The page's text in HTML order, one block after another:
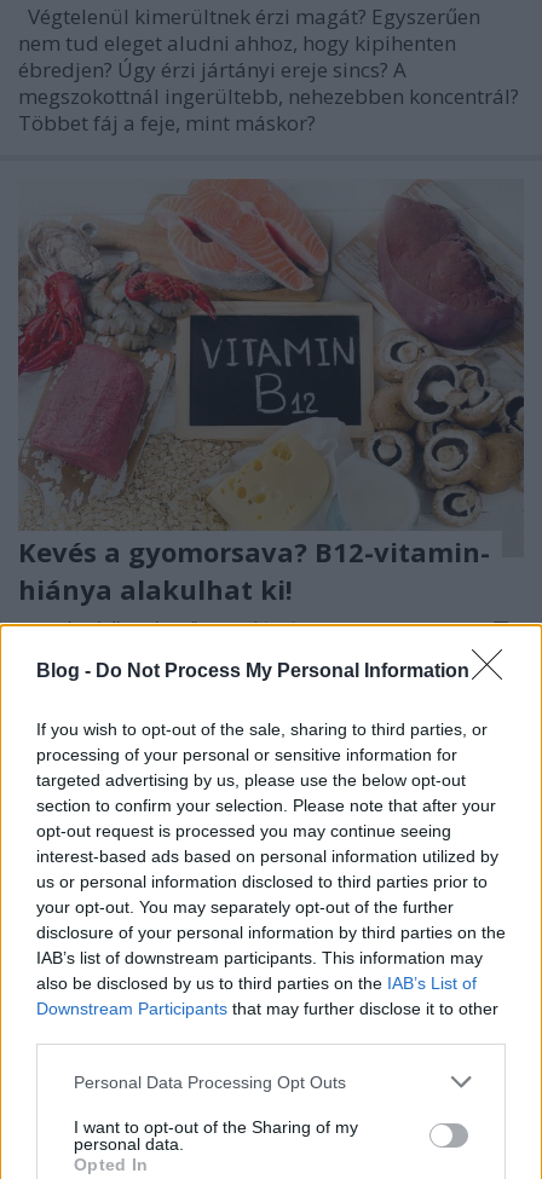
Blog - Do Not Process My Personal Information
If you wish to opt-out of the sale, sharing to third parties, or
processing of your personal or sensitive information for
targeted advertising by us, please use the below opt-out
section to confirm your selection. Please note that after your
opt-out request is processed you may continue seeing
interest-based ads based on personal information utilized by
us or personal information disclosed to third parties prior to
your opt-out. You may separately opt-out of the further
disclosure of your personal information by third parties on the
IAB’s list of downstream participants. This information may
also be disclosed by us to third parties on the IAB’s List of
Downstream Participants that may further disclose it to other
Please note that this website/app uses one or more Google
not limited to your visit or usage behaviour. You may click to
grant or deny consent to Google and its third-party tags to
Personal Data Processing Opt Outs
I want to opt-out of the Sharing of my
personal data.
Opted In
Végtelenül kimerültnek érzi magát? Egyszerűen
nem tud eleget aludni ahhoz, hogy kipihenten
ébredjen? Úgy érzi jártányi ereje sincs? A
megszokottnál ingerültebb, nehezebben koncentrál?
Többet fáj a feje, mint máskor?
Kevés a gyomorsava? B12-vitamin-
hiánya alakulhat ki!
Meggyógyulnék szerkesztő•2025. február 20. 0
fontos szerepet játszik a sejtanyagcserénkben és
ezáltal a szervezet számos élettani folyamatában is.
Ezért hiánya nem tréfadolog: súlyos problémákhoz
vezethet! Nagyon fontos tehát ennek megelőzése,
korai felismerése és helyes kezelése.